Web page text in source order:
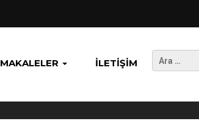
MAKALELER İLETIŞIM
Arama: